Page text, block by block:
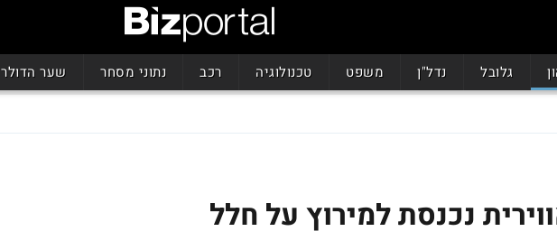
גלובל נדל"ן משפט טכנולוגיה רכב נתוני מסחר שער הדולר
נכנסת למירוץ על חלל